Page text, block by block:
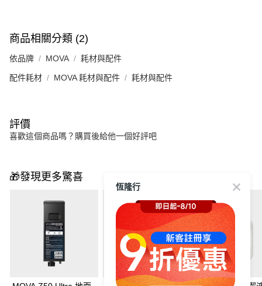
商品相關分類 (2)
依品牌 MOVA 耗材與配件
配件耗材 MOVA 耗材與配件 耗材與配件
評價
喜歡這個商品嗎？購買後給他一個好評吧
🎁發現更多驚喜
恆隆行